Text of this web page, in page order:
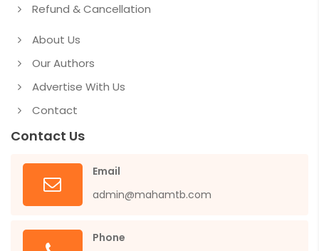
Refund & Cancellation
About Us
Our Authors
Advertise With Us
Contact
Contact Us
Email
admin@mahamtb.com
Phone